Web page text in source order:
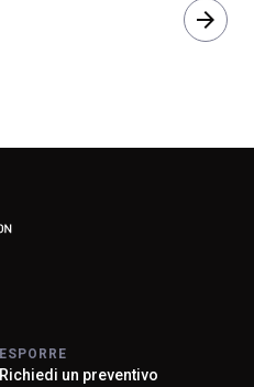
arrow_forward
ESPORRE
Richiedi un preventivo